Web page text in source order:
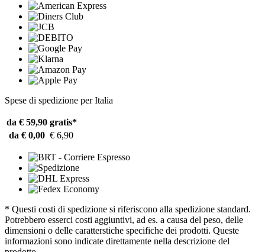
Spese di spedizione per Italia
da € 59,90 gratis*
da € 0,00 € 6,90
* Questi costi di spedizione si riferiscono alla spedizione standard.
Potrebbero esserci costi aggiuntivi, ad es. a causa del peso, delle
dimensioni o delle caratterstiche specifiche dei prodotti. Queste
informazioni sono indicate direttamente nella descrizione del